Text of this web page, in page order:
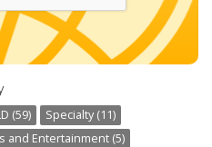
(59)
Specialty (11)
and Entertainment (5)